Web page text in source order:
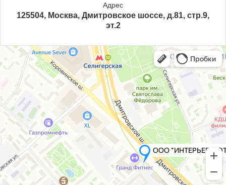
Адрес
125504, Москва, Дмитровское шоссе, д.81, стр.9,
эт.2